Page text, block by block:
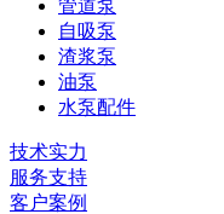
管道泵
自吸泵
渣浆泵
油泵
水泵配件
技术实力
服务支持
客户案例